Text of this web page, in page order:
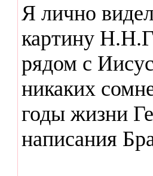
Я лично
картину
рядом с
никаких
годы жизни
написания